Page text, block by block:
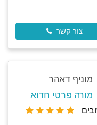
צור קשר
מוניף דאהר
מורה פרטי חדוא